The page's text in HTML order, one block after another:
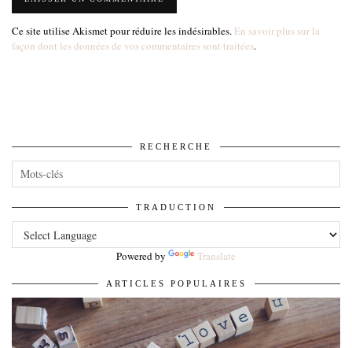
Ce site utilise Akismet pour réduire les indésirables. En savoir plus sur la
façon dont les données de vos commentaires sont traitées.
RECHERCHE
TRADUCTION
Powered by Translate
ARTICLES POPULAIRES